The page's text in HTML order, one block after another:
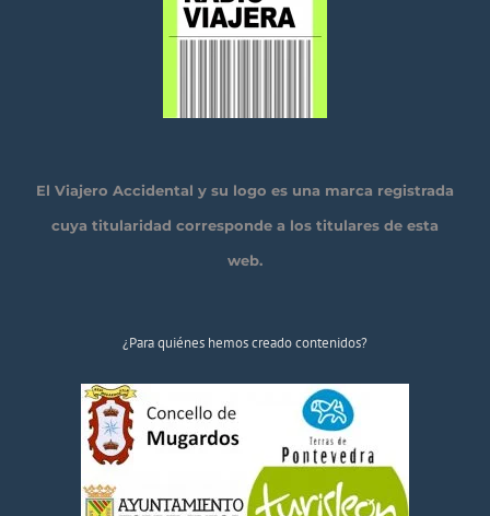
El Viajero Accidental y su logo es una marca registrada
cuya titularidad corresponde a los titulares de esta
web.
¿Para quiénes hemos creado contenidos?